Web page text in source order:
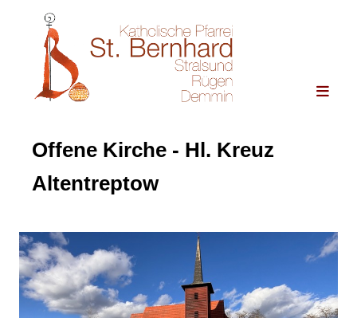
Offene Kirche - Hl. Kreuz
Altentreptow